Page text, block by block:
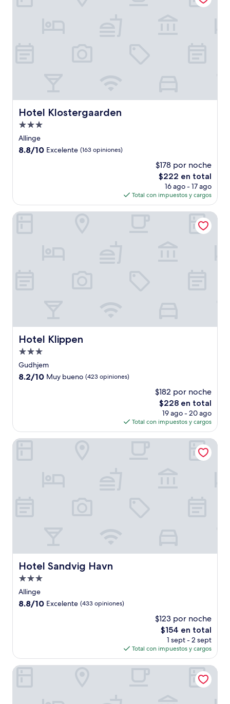
Hotel Klostergaarden
Hotel Klostergaarden
Propiedad
de
3.0
Allinge
8.8
8.8/10 Excelente (163 opiniones)
$178 por noche
El
precio
actual
es
de
$222 en total
16 ago - 17 ago
Total con impuestos y cargos
Hotel Klippen
Hotel Klippen
Propiedad
de
3.0
Gudhjem
8.2
opiniones)
8.2/10 Muy bueno (423 opiniones)
$182 por noche
El
precio
actual
es
de
$228 en total
19 ago - 20 ago
Total con impuestos y cargos
Hotel Klippen
Hotel Sandvig Havn
Hotel Sandvig Havn
Propiedad
de
3.0
Allinge
8.8
8.8/10 Excelente (433 opiniones)
$123 por noche
El
precio
actual
es
de
$154 en total
1 sept - 2 sept
Total con impuestos y cargos
Hotel Sandvig Havn
Strandhotellet Sandvig